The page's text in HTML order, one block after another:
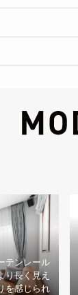
テンレール
り長く見え
を感じられ